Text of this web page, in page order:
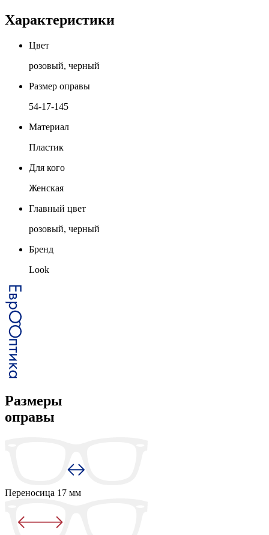
Характеристики
Цвет
розовый, черный
Размер оправы
54-17-145
Материал
Пластик
Для кого
Женская
Главный цвет
розовый, черный
Бренд
Look
Размеры
оправы
Переносица 17 мм